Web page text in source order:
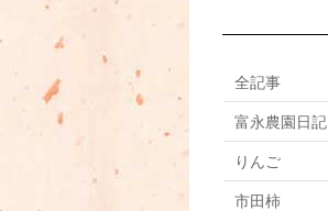
全記事
富永農園日記
りんご
市田柿